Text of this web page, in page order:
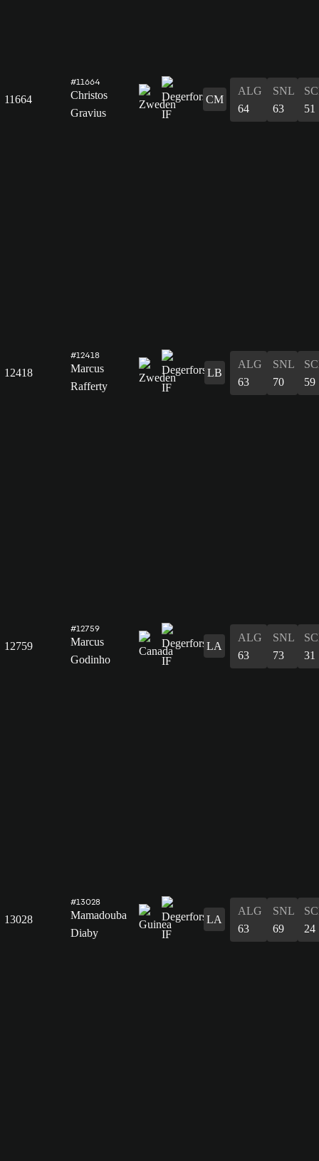
11664
#11664
Christos
Gravius
CM
ALG
64
SNL
63
51
12418
#12418
Marcus
Rafferty
LB
ALG
63
SNL
70
59
12759
#12759
Marcus
Godinho
LA
ALG
63
SNL
73
31
13028
#13028
Mamadouba
Diaby
LA
ALG
63
SNL
69
24